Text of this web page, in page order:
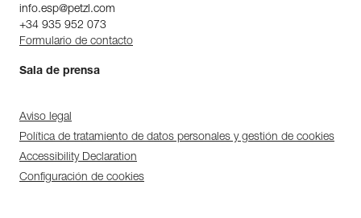
info.esp@petzl.com
+34 935 952 073
Formulario de contacto
Sala de prensa
Aviso legal
Política de tratamiento de datos personales y gestión de cookies
Accessibility Declaration
Configuración de cookies